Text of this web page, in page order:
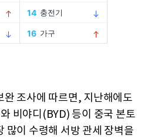
완 조사에 따르면, 지난해에도
비야디(BYD) 등이 중국 본토
많이 수령해 서방 관세 장벽을